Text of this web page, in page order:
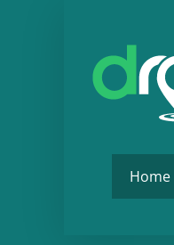
Home